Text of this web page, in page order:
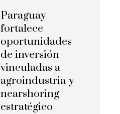
Paraguay
fortalece
oportunidades
de inversión
vinculadas a
agroindustria y
nearshoring
estratégico